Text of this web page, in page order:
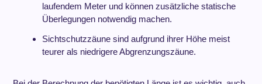
laufendem Meter und können zusätzliche statische
Überlegungen notwendig machen.
Sichtschutzzäune sind aufgrund ihrer Höhe meist
teurer als niedrigere Abgrenzungszäune.